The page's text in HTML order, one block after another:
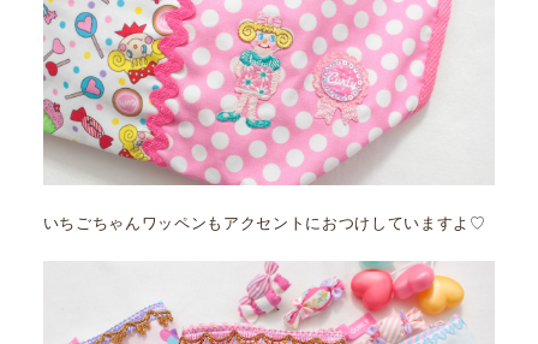
いちごちゃんワッペンもアクセントにおつけしていますよ♡